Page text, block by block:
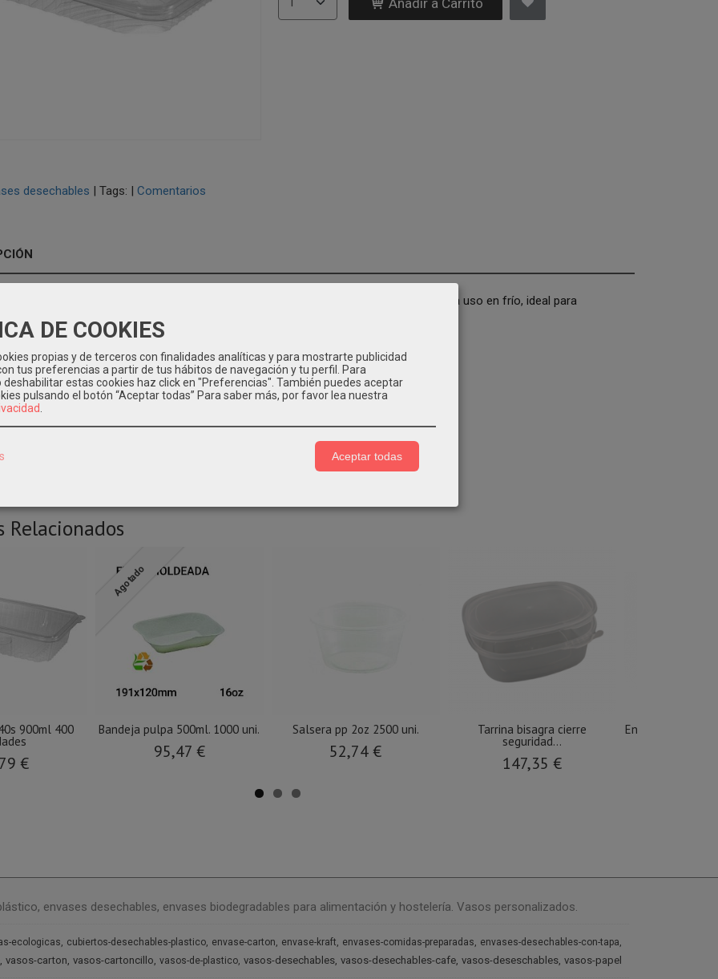
desechables | Tags: | Comentarios
850 h27p 375ml pet caja 400 unidades transparente con tapa incorporada para uso en frío, ideal para
No usar en microondas.
8 paquetes de 50 unidades.
Relacionados
900ml 400
€
Agotado
Bandeja pulpa 500ml. 1000 uni.
95,47 €
Salsera pp 2oz 2500 uni.
52,74 €
Tarrina bisagra cierre
seguridad...
147,35 €
Envase cartón
envases desechables, envases biodegradables para alimentación y hostelería. Vasos personalizados.
ecologicas cubiertos-desechables-plastico envase-carton envase-kraft envases-comidas-preparadas
envases-desechables-con-tapa
vasos-carton vasos-cartoncillo vasos-de-plastico vasos-desechables vasos-desechables-cafe vasos-deseschables vasos-papel
DE COOKIES
propias y de terceros con finalidades analíticas y para mostrarte publicidad
tus preferencias a partir de tus hábitos de navegación y tu perfil. Para
estas cookies haz click en "Preferencias". También puedes aceptar
pulsando el botón “Aceptar todas” Para saber más, por favor lea nuestra
.
Aceptar todas